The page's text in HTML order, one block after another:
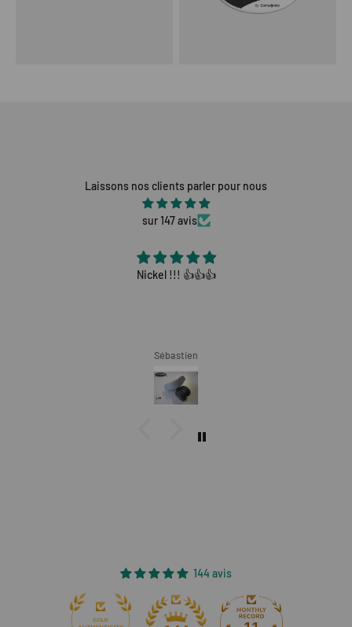
Laissons nos clients parler pour nous
sur 147 avis
Nickel !!! 👍👍👍
Sébastien
144 avis